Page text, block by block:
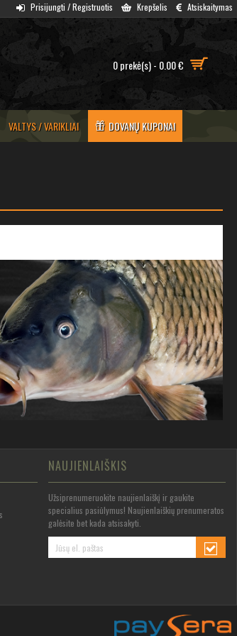
Prisijungti / Registruotis Krepšelis Atsiskaitymas
0 prekė(s) - 0.00 €
VALTYS / VARIKLIAI DOVANŲ KUPONAI
NAUJIENLAIŠKIS
Užsiprenumeruokite naujienlaiškį ir gaukite
specialius pasiūlymus! Naujienlaiškių prenumeratos
galėsite bet kada atsisakyti.